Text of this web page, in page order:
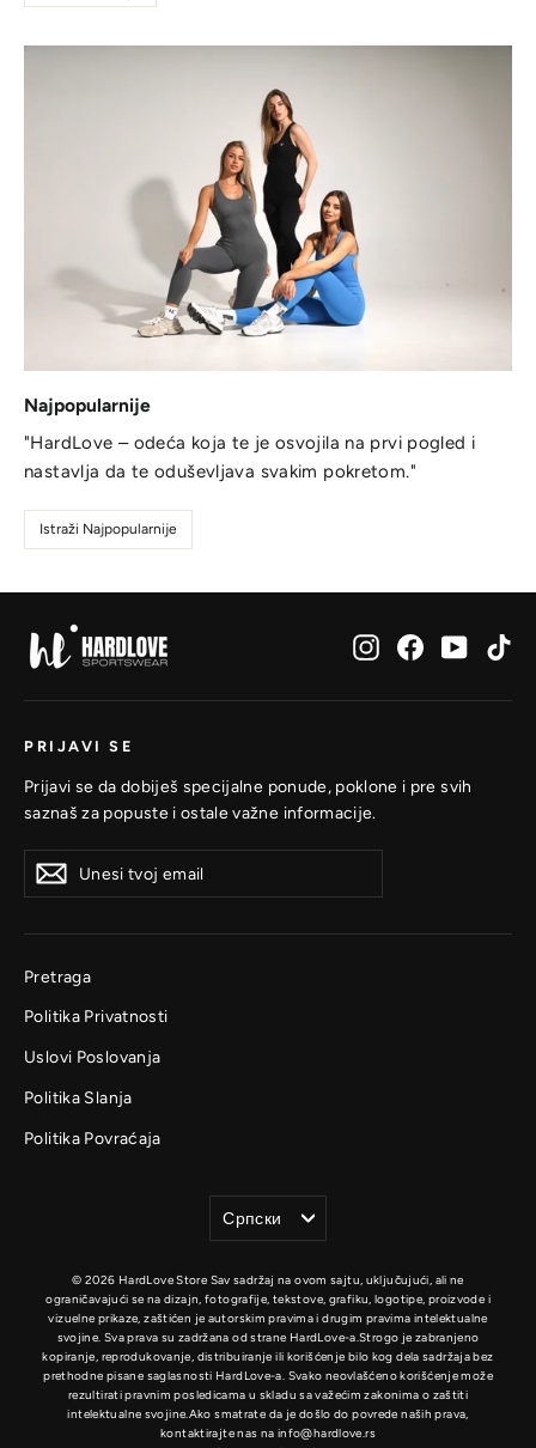
Najpopularnije
"HardLove – odeća koja te je osvojila na prvi pogled i
nastavlja da te oduševljava svakim pokretom."
Istraži Najpopularnije
InstagramFacebook
PRIJAVI SE
Prijavi se da dobiješ specijalne ponude, poklone i pre svih
saznaš za popuste i ostale važne informacije.
tvoj
se
Prijavi
se
Pretraga
Politika Privatnosti
Uslovi Poslovanja
Politika Slanja
Politika Povraćaja
Jezik
Српски
© 2026 HardLove Store Sav sadržaj na ovom sajtu, uključujući, ali ne
ograničavajući se na dizajn, fotografije, tekstove, grafiku, logotipe, proizvode i
vizuelne prikaze, zaštićen je autorskim pravima i drugim pravima intelektualne
svojine. Sva prava su zadržana od strane HardLove-a.Strogo je zabranjeno
kopiranje, reprodukovanje, distribuiranje ili korišćenje bilo kog dela sadržaja bez
prethodne pisane saglasnosti HardLove-a. Svako neovlašćeno korišćenje može
rezultirati pravnim posledicama u skladu sa važećim zakonima o zaštiti
intelektualne svojine.Ako smatrate da je došlo do povrede naših prava,
kontaktirajte nas na info@hardlove.rs